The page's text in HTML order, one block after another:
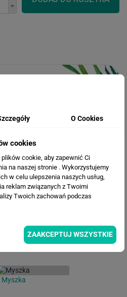
ZDJĘCIA
PRODUKTU
Myszka
O Cookies
cookies
cookie, aby zapewnić Ci
na naszej stronie . Wykorzystujemy
w celu ulepszenia naszych usług,
reklam związanych z Twoimi
Twoich zachowań podczas
ZAAKCEPTUJ WSZYSTKIE